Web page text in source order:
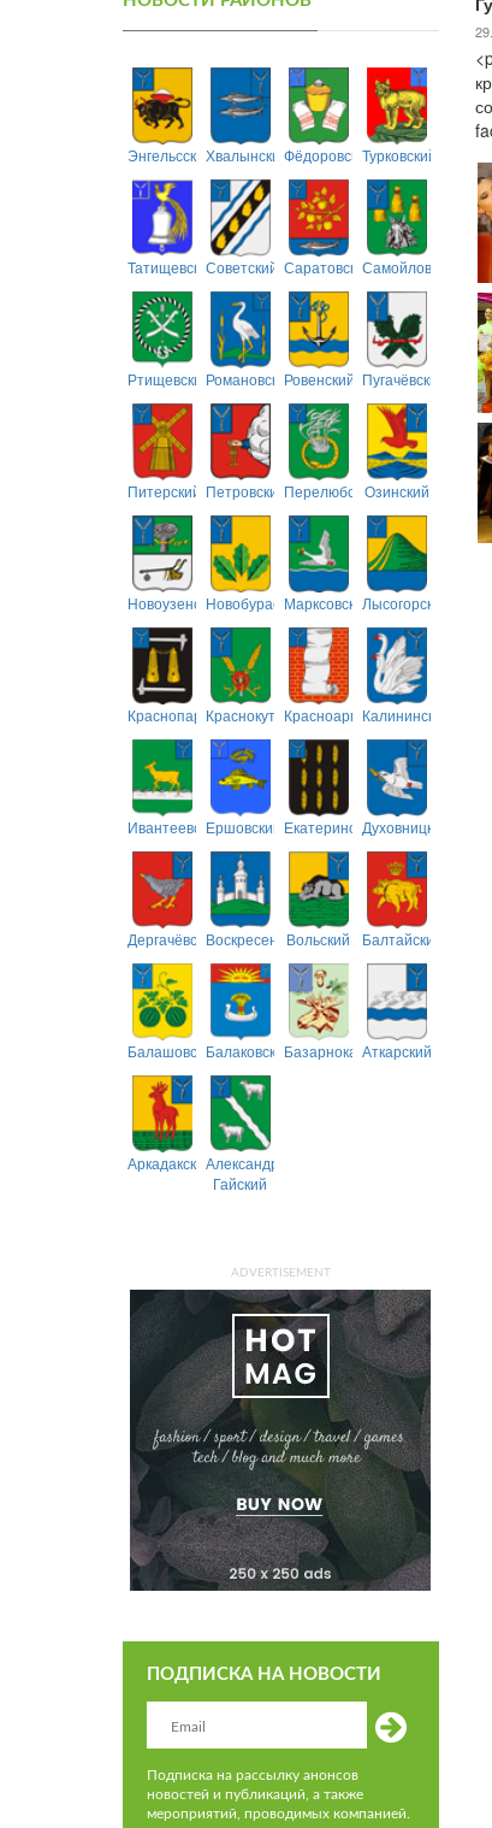
ЭнгельсскийХвалынскийФёдоровскийТурковский
ТатищевскийСоветский СаратовскийСамойловский
РтищевскийРомановскийРовенский Пугачёвский
Питерский ПетровскийПерелюбскийОзинский
НовоузенскийНовобурасскийМарксовскийЛысогорский
Краснопартизанский
КраснокутскийКрасноармейский
Калининский
ИвантеевскийЕршовский ЕкатериновскийДуховницкий
ДергачёвскийВоскресенскийВольский Балтайский
БалашовскийБалаковскийБазарнокарабулакский
Аткарский
АркадакскийАлександрово-
Гайский
ADVERTISEMENT
ПОДПИСКА НА НОВОСТИ
Подписка на рассылку анонсов
новостей и публикаций, а также
мероприятий, проводимых компанией.